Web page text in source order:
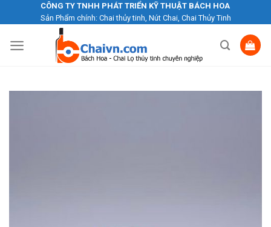
to
content
CÔNG TY TNHH PHÁT TRIỂN KỸ THUẬT BÁCH HOA
Sản Phẩm chính: Chai thủy tinh, Nút Chai, Chai Thủy Tinh